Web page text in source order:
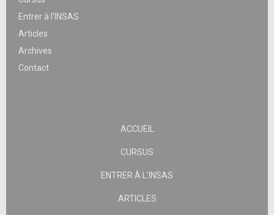
Entrer à l’INSAS
Articles
Archives
Contact
ACCUEIL
CURSUS
ENTRER À L’INSAS
ARTICLES